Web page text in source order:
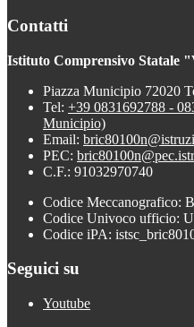
Contatti
Istituto Comprensivo Statale
Piazza Municipio 72020
Tel: +39 0831692788 -
Municipio)
Email:
PEC:
C.F.: 91032970740
Codice Meccanografico:
Codice Univoco ufficio:
Codice iPA:
Seguici su
Youtube